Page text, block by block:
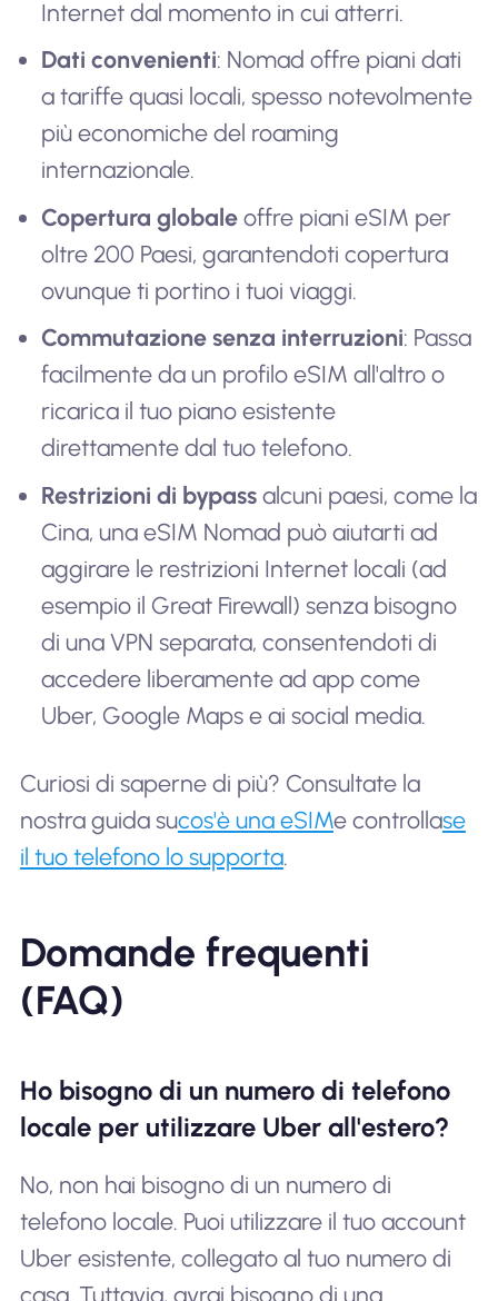
Internet dal momento in cui atterri.
Dati convenienti: Nomad offre piani dati
a tariffe quasi locali, spesso notevolmente
più economiche del roaming
internazionale.
Copertura globale offre piani eSIM per
oltre 200 Paesi, garantendoti copertura
ovunque ti portino i tuoi viaggi.
Commutazione senza interruzioni: Passa
facilmente da un profilo eSIM all'altro o
ricarica il tuo piano esistente
direttamente dal tuo telefono.
Restrizioni di bypass alcuni paesi, come la
Cina, una eSIM Nomad può aiutarti ad
aggirare le restrizioni Internet locali (ad
esempio il Great Firewall) senza bisogno
di una VPN separata, consentendoti di
accedere liberamente ad app come
Uber, Google Maps e ai social media.
Curiosi di saperne di più? Consultate la
nostra guida sucos'è una eSIMe controllase
il tuo telefono lo supporta.
Domande frequenti
(FAQ)
Ho bisogno di un numero di telefono
locale per utilizzare Uber all'estero?
No, non hai bisogno di un numero di
telefono locale. Puoi utilizzare il tuo account
Uber esistente, collegato al tuo numero di
casa. Tuttavia, avrai bisogno di una